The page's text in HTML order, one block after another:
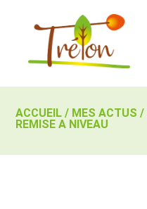
ACCUEIL / MES ACTUS /
REMISE A NIVEAU